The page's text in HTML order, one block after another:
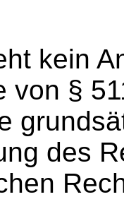
kein
von §
des